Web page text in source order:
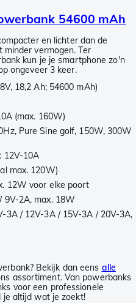
54600 mAh
en lichter dan de
vermogen. Ter
kun je je smartphone zo'n
ongeveer 3 keer.
18,2 Ah; 54600 mAh)
(max. 160W)
Pure Sine golf, 150W, 300W
12V-10A
max. 120W)
12W voor elke poort
9V-2A, max. 18W
3A / 12V-3A / 15V-3A / 20V-3A,
Bekijk dan eens alle
assortiment. Van powerbanks
voor een professionele
je altijd wat je zoekt!